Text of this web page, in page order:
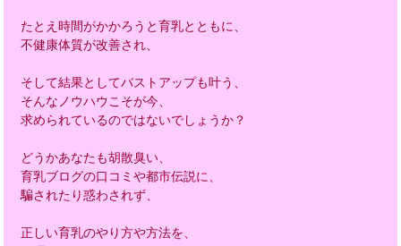
たとえ時間がかかろうと育乳とともに、
不健康体質が改善され、
そして結果としてバストアップも叶う、
そんなノウハウこそが今、
求められているのではないでしょうか？
どうかあなたも胡散臭い、
育乳ブログの口コミや都市伝説に、
騙されたり惑わされず、
正しい育乳のやり方や方法を、